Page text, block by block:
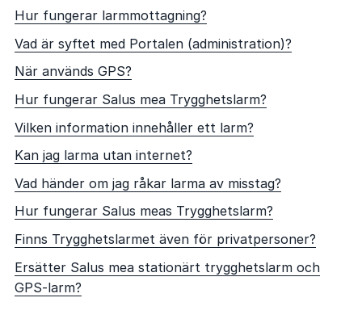
Hur fungerar larmmottagning?
Vad är syftet med Portalen (administration)?
När används GPS?
Hur fungerar Salus mea Trygghetslarm?
Vilken information innehåller ett larm?
Kan jag larma utan internet?
Vad händer om jag råkar larma av misstag?
Hur fungerar Salus meas Trygghetslarm?
Finns Trygghetslarmet även för privatpersoner?
Ersätter Salus mea stationärt trygghetslarm och
GPS-larm?